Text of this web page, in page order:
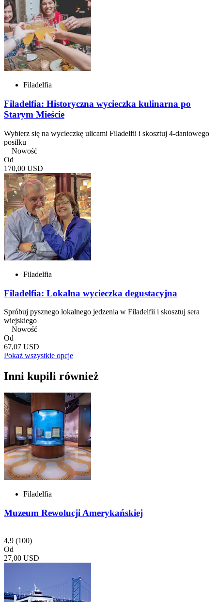
Filadelfia
Filadelfia: Historyczna wycieczka kulinarna po
Starym Mieście
Wybierz się na wycieczkę ulicami Filadelfii i skosztuj 4-daniowego
posiłku
Nowość
Od
170,00 USD
Filadelfia
Filadelfia: Lokalna wycieczka degustacyjna
Spróbuj pysznego lokalnego jedzenia w Filadelfii i skosztuj sera
wiejskiego
Nowość
Od
67,07 USD
Pokaż wszystkie opcje
Inni kupili również
Filadelfia
Muzeum Rewolucji Amerykańskiej
4,9 (100)
Od
27,00 USD